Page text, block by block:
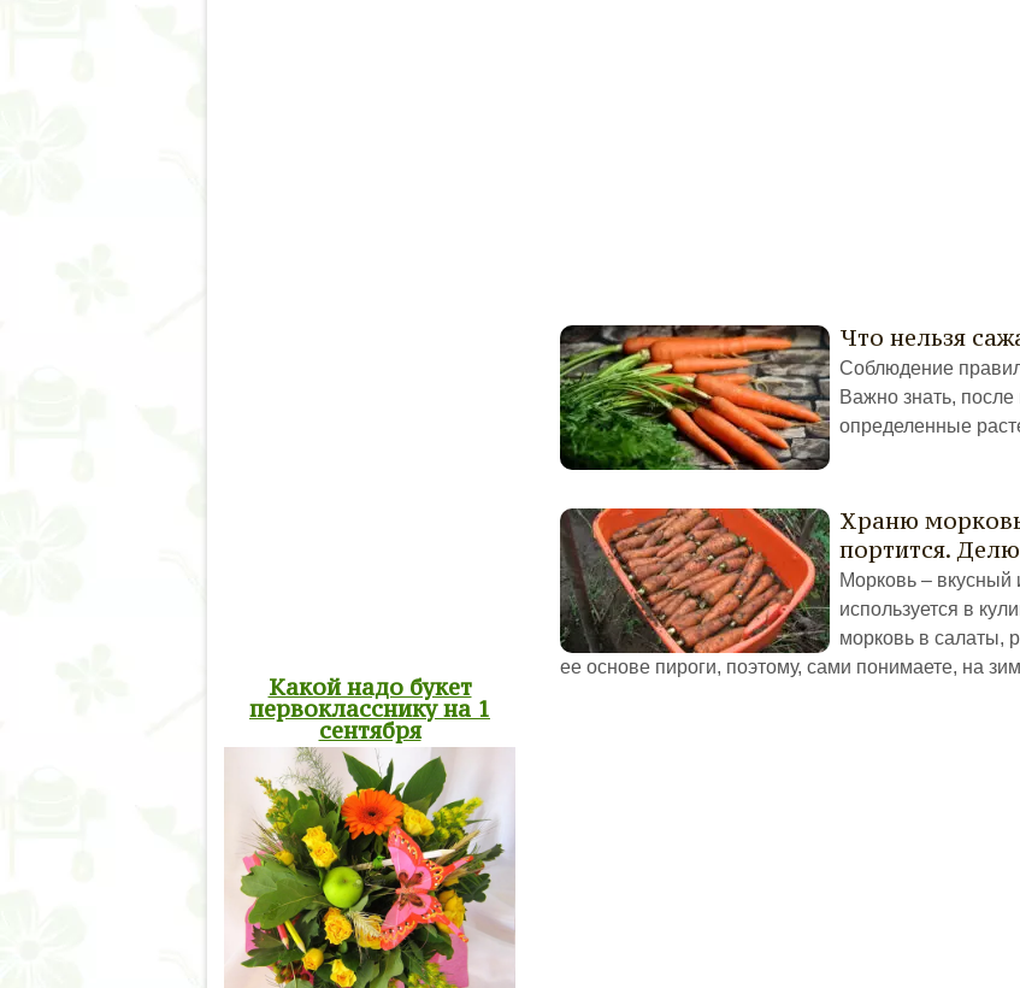
Что нельзя
Соблюдение
Важно знать, после
определенные
Храню
портится.
Морковь – вкусный
используется в
морковь в салаты,
ее основе пироги, поэтому, сами понимаете, на
Какой надо букет
первокласснику на 1
сентября